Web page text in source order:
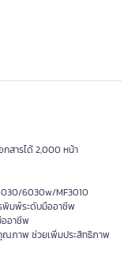
สารได้ 2,000 หน้า
6030w/MF3010
พิมพ์ระดับมืออาชีพ
อาชีพ
ณภาพ ช่วยเพิ่มประสิทธิภาพ